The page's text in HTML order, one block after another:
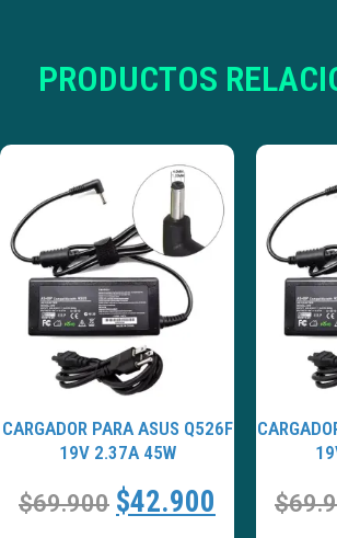
PRODUCTOS
CARGADOR PARA ASUS Q526F
19V 2.37A 45W
$69.900 $42.900 $